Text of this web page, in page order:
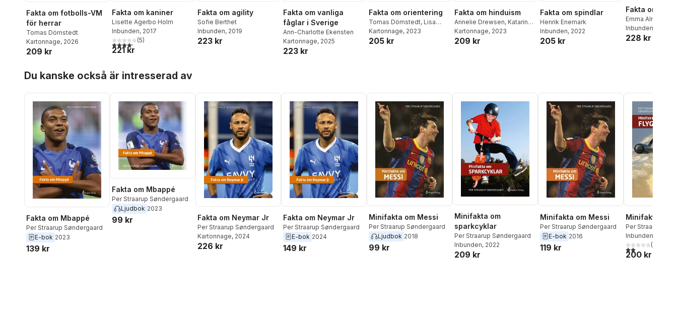
Fakta om fotbolls-VM
för herrar
Tomas Dömstedt
Kartonnage, 2026
209 kr
Fakta om kaniner
Lisette Agerbo Holm
Inbunden, 2017
4,2utav 5 stjärnor. Totalt antal röster:
(5)
221 kr
Fakta om agility
Sofie Berthet
Inbunden, 2019
223 kr
Fakta om vanliga
fåglar i Sverige
Ann-Charlotte Ekensten
Kartonnage, 2025
223 kr
Fakta om orientering
Tomas Dömstedt, Lisa
Dömstedt Dalén
Kartonnage, 2023
205 kr
Fakta om hinduism
Annelie Drewsen, Katarina
Lycken Rüter
Kartonnage, 2023
209 kr
Fakta om spindlar
Henrik Enemark
Inbunden, 2022
205 kr
Fakta om
Emma Alnor
Inbunden
228 kr
Du kanske också är intresserad av
Fakta om Mbappé
Per Straarup Søndergaard
E-bok 2023
139 kr
Fakta om Mbappé
Per Straarup Søndergaard
Ljudbok 2023
99 kr Fakta om Neymar Jr
Per Straarup Søndergaard
Kartonnage, 2024
226 kr
Fakta om Neymar Jr
Per Straarup Søndergaard
E-bok 2024
149 kr
Minifakta om Messi
Per Straarup Søndergaard
Ljudbok 2018
99 kr
Minifakta om
sparkcyklar
Per Straarup Søndergaard
Inbunden, 2022
209 kr
Minifakta om Messi
Per Straarup Søndergaard
E-bok 2016
119 kr
Minifakta om
Per Straarup
Inbunden
2,0utav 5(
200 kr